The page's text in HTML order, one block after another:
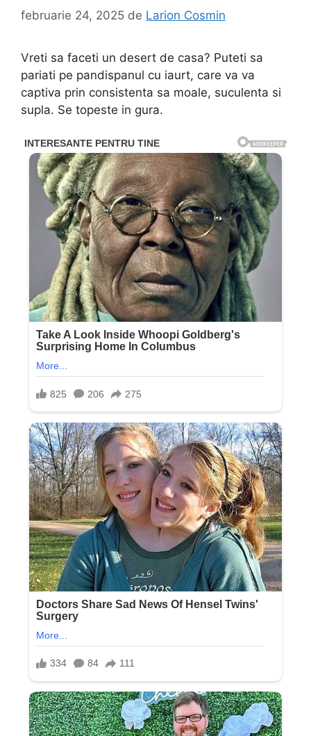
februarie 24, 2025 de Larion Cosmin
Vreti sa faceti un desert de casa? Puteti sa
pariati pe pandispanul cu iaurt, care va va
captiva prin consistenta sa moale, suculenta si
supla. Se topeste in gura.